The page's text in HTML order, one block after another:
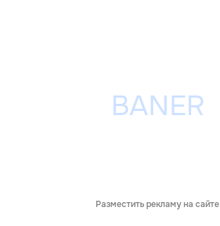
Разместить рекламу на сайте